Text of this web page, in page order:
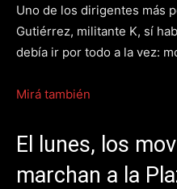
Uno de los dirigentes más
Gutiérrez, militante K, sí
debía ir por todo a la vez:
Mirá también
El lunes, los
marchan a la